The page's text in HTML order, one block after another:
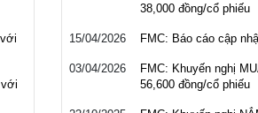
38,000 đồng/cổ phiếu
15/04/2026 FMC: Báo cáo cập
03/04/2026
FMC: Khuyến nghị
56,600 đồng/cổ phiếu